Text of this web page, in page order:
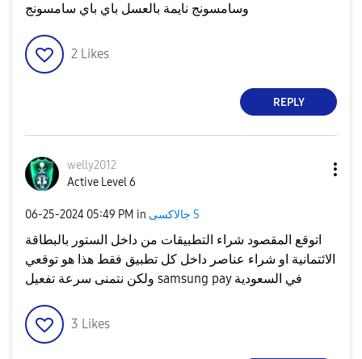
وسامسونج نايمة بالعسل باي باي سامسونج
2 Likes
REPLY
welly2012
Active Level 6
‎06-25-2024 05:49 PM in جالاكسى S
اتوقع المقصود شراء التطبيقات من داخل الستور بالبطاقة
الائتمانية او شراء عناصر داخل كل تطبيق فقط هذا هو توقعي
ولكن نتمنى سرعة تفعيل samsung pay في السعودية
3 Likes